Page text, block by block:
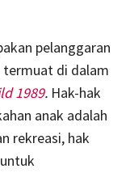
pelanggaran
termuat di dalam
1989. Hak-hak
anak adalah
rekreasi, hak